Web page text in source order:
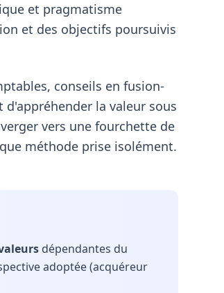
et pragmatisme
et des objectifs poursuivis
conseils en fusion-
la valeur sous
vers une fourchette de
méthode prise isolément.
dépendantes du
adoptée (acquéreur